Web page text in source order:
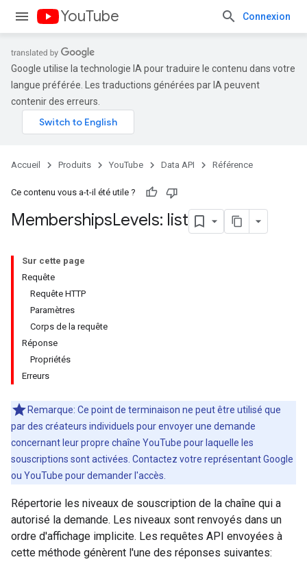
YouTube Connexion
Google utilise la technologie IA pour traduire le contenu dans votre
langue préférée. Les traductions générées par IA peuvent
contenir des erreurs.
Accueil Produits YouTube Data API Référence
Ce contenu vous a-t-il été utile ?
MembershipsLevels: list
Sur cette page
Requête
Requête HTTP
Paramètres
Corps de la requête
Réponse
Propriétés
Erreurs
Remarque: Ce point de terminaison ne peut être utilisé que
par des créateurs individuels pour envoyer une demande
concernant leur propre chaîne YouTube pour laquelle les
souscriptions sont activées. Contactez votre représentant Google
ou YouTube pour demander l'accès.
Répertorie les niveaux de souscription de la chaîne qui a
autorisé la demande. Les niveaux sont renvoyés dans un
ordre d'affichage implicite. Les requêtes API envoyées à
cette méthode génèrent l'une des réponses suivantes: